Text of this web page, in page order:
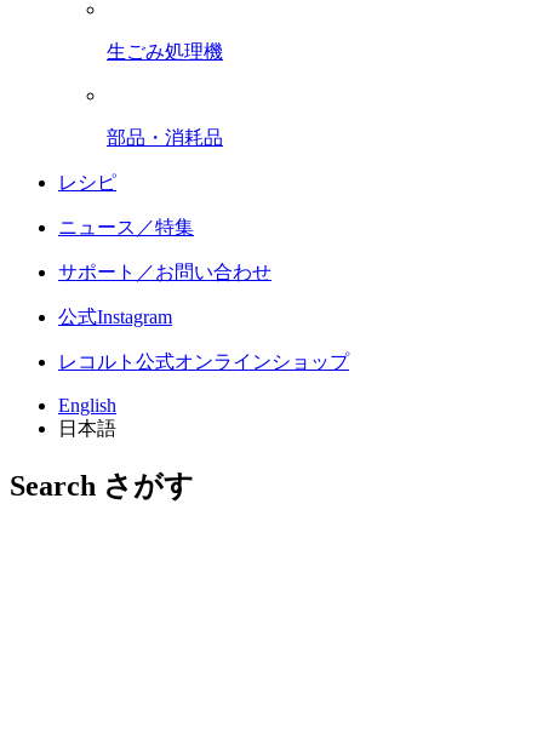
生ごみ処理機
部品・消耗品
レシピ
ニュース／特集
サポート／お問い合わせ
公式Instagram
レコルト公式オンラインショップ
English
日本語
Search さがす